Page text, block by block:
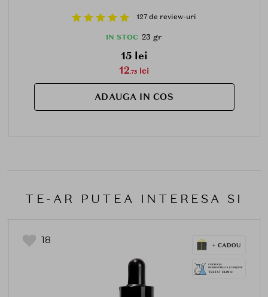
127 de review-uri
IN STOC 23 gr
15 lei
12.75 lei
ADAUGA IN COS
TE-AR PUTEA INTERESA SI
18